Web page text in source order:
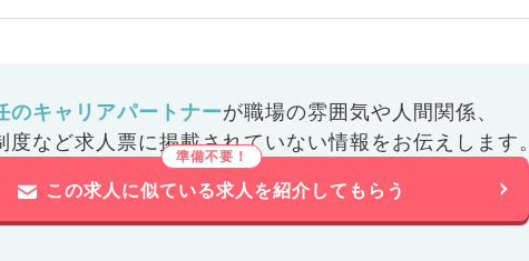
のキャリアパートナーが職場の雰囲気や人間関係、
度など求人票に掲載されていない情報をお伝えします。
この求人に似ている求人を紹介してもらう